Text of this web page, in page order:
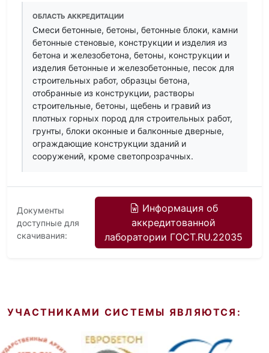
ОБЛАСТЬ АККРЕДИТАЦИИ
Смеси бетонные, бетоны, бетонные блоки, камни
бетонные стеновые, конструкции и изделия из
бетона и железобетона, бетоны, конструкции и
изделия бетонные и железобетонные, песок для
строительных работ, образцы бетона,
отобранные из конструкции, растворы
строительные, бетоны, щебень и гравий из
плотных горных пород для строительных работ,
грунты, блоки оконные и балконные дверные,
ограждающие конструкции зданий и
сооружений, кроме светопрозрачных.
Документы
доступные для
скачивания:
Информация об
аккредитованной
лаборатории ГОСТ.RU.22035
УЧАСТНИКАМИ СИСТЕМЫ ЯВЛЯЮТСЯ: